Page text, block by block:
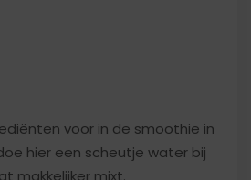
voor in de smoothie in
hier een scheutje water bij